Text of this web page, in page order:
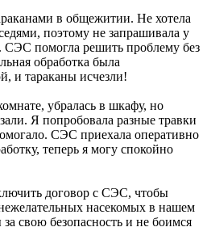
в общежитии. Не хотела
поэтому не запрашивала у
СЭС помогла решить проблему без
обработка была
и тараканы исчезли!
убралась в шкафу, но
Я попробовала разные травки
СЭС приехала оперативно
теперь я могу спокойно
договор с СЭС, чтобы
насекомых в нашем
свою безопасность и не боимся